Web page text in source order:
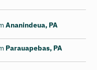
Ananindeua, PA
Parauapebas, PA